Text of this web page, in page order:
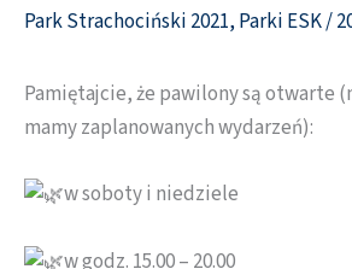
Park Strachociński 2021, Parki ESK/
Pamiętajcie, że pawilony są otwarte
mamy zaplanowanych wydarzeń):
w soboty i niedziele
w godz. 15.00 – 20.00